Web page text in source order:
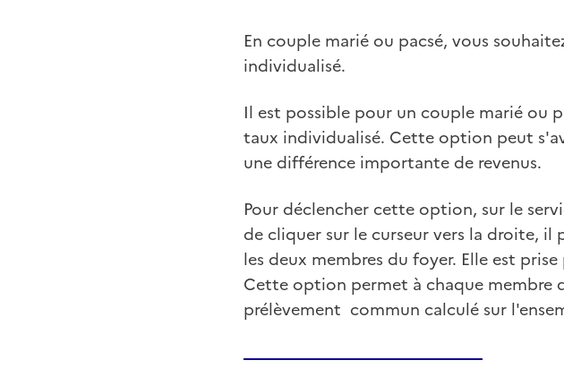
En couple marié ou pacsé, vous
individualisé.
Il est possible pour un couple marié
taux individualisé. Cette option peut
une différence importante de revenus.
Pour déclencher cette option, sur le
de cliquer sur le curseur vers la droite,
les deux membres du foyer. Elle est
Cette option permet à chaque membre
prélèvement commun calculé sur